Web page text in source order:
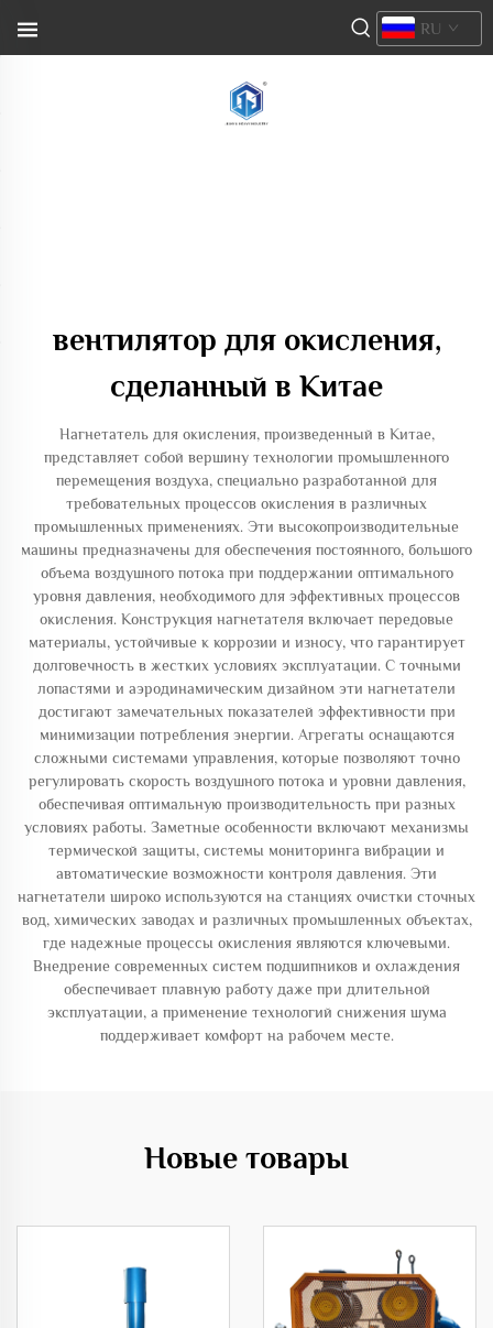
RU
вентилятор для окисления,
сделанный в Китае
Нагнетатель для окисления, произведенный в Китае,
представляет собой вершину технологии промышленного
перемещения воздуха, специально разработанной для
требовательных процессов окисления в различных
промышленных применениях. Эти высокопроизводительные
машины предназначены для обеспечения постоянного, большого
объема воздушного потока при поддержании оптимального
уровня давления, необходимого для эффективных процессов
окисления. Конструкция нагнетателя включает передовые
материалы, устойчивые к коррозии и износу, что гарантирует
долговечность в жестких условиях эксплуатации. С точными
лопастями и аэродинамическим дизайном эти нагнетатели
достигают замечательных показателей эффективности при
минимизации потребления энергии. Агрегаты оснащаются
сложными системами управления, которые позволяют точно
регулировать скорость воздушного потока и уровни давления,
обеспечивая оптимальную производительность при разных
условиях работы. Заметные особенности включают механизмы
термической защиты, системы мониторинга вибрации и
автоматические возможности контроля давления. Эти
нагнетатели широко используются на станциях очистки сточных
вод, химических заводах и различных промышленных объектах,
где надежные процессы окисления являются ключевыми.
Внедрение современных систем подшипников и охлаждения
обеспечивает плавную работу даже при длительной
эксплуатации, а применение технологий снижения шума
поддерживает комфорт на рабочем месте.
Новые товары